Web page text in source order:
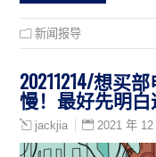
新闻报导
20211214/想买
慢！最好先明
jackjia 2021 年 12